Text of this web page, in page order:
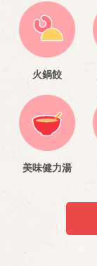
火鍋餃
美味健力湯